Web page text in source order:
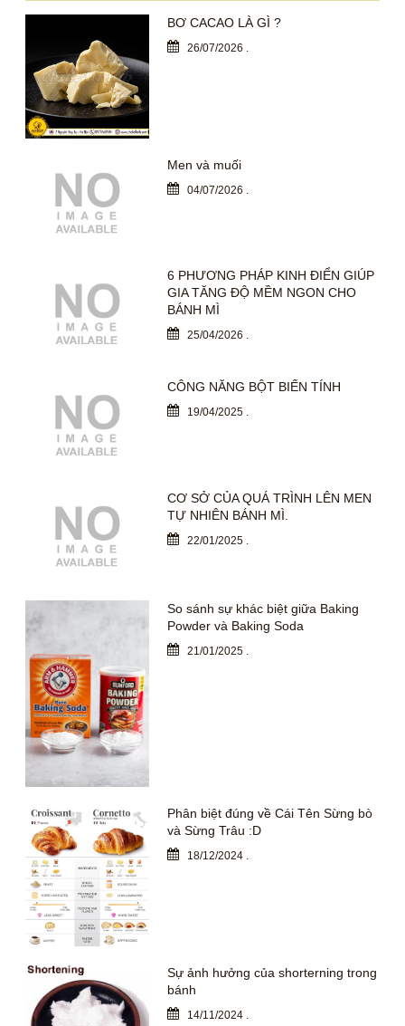
BƠ CACAO LÀ GÌ ?
26/07/2026 .
Men và muối
04/07/2026
6 PHƯƠNG PHÁP KINH ĐIỂN GIÚP
GIA TĂNG ĐỘ MỀM NGON CHO
BÁNH MÌ
25/04/2026 .
CÔNG NĂNG BỘT BIẾN TÍNH
19/04/2025 .
CƠ SỞ CỦA QUÁ TRÌNH LÊN MEN
TỰ NHIÊN BÁNH MÌ.
22/01/2025
So sánh sự khác biệt giữa Baking
Powder và Baking Soda
21/01/2025 .
Phân biệt đúng về Cái Tên Sừng bò
và Sừng Trâu :D
18/12/2024
Sự ảnh hưởng của shorterning trong
bánh
14/11/2024